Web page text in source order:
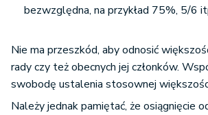
bezwzględna, na przykład 75%, 5/6
Nie ma przeszkód, aby odnosić
rady czy też obecnych jej członków.
swobodę ustalenia stosownej
Należy jednak pamiętać, że osiągnięcie